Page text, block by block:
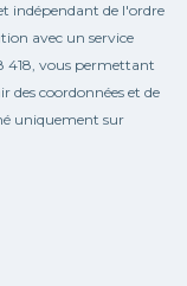
indépendant de l'ordre
avec un service
418, vous permettant
des coordonnées et de
uniquement sur